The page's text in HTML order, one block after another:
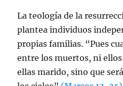
La teología de la
plantea individuos
propias familias. “Pues
entre los muertos, ni
ellas marido, sino que